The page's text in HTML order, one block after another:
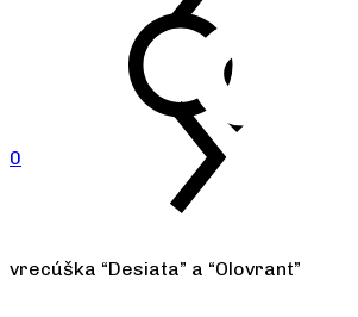
0
vrecúška “Desiata” a “Olovrant”